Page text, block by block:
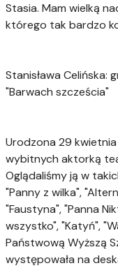
Stasia. Mam wielką
którego tak bardzo
Stanisława Celińska:
"Barwach szcześcia"
Urodzona 29 kwietnia
wybitnych aktorką
Oglądaliśmy ją w
"Panny z wilka",
"Faustyna", "Panna
wszystko", "Katyń",
Państwową Wyższą
występowała na